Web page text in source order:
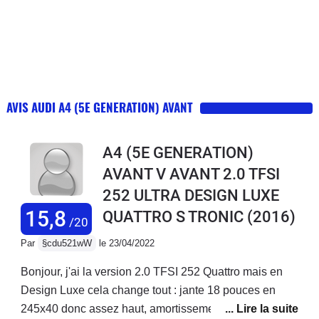
AVIS AUDI A4 (5E GENERATION) AVANT
15,8 /20
A4 (5E GENERATION)
AVANT V AVANT 2.0 TFSI
252 ULTRA DESIGN LUXE
QUATTRO S TRONIC (2016)
Par §cdu521wW le 23/04/2022
Bonjour, j'ai la version 2.0 TFSI 252 Quattro mais en
Design Luxe cela change tout : jante 18 pouces en
245x40 donc assez haut, amortissement confort, siege